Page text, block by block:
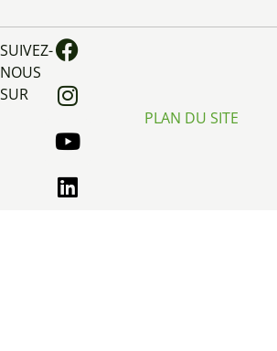
SUIVEZ-
NOUS
SUR
PLAN DU SITE